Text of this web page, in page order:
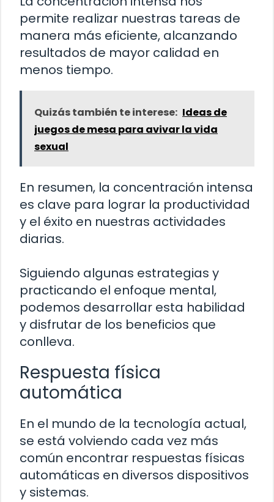
permite realizar nuestras tareas de
manera más eficiente, alcanzando
resultados de mayor calidad en
menos tiempo.
Quizás también te interese: Ideas de
juegos de mesa para avivar la vida
sexual
En resumen, la concentración intensa
es clave para lograr la productividad
y el éxito en nuestras actividades
diarias.
Siguiendo algunas estrategias y
practicando el enfoque mental,
podemos desarrollar esta habilidad
y disfrutar de los beneficios que
conlleva.
Respuesta física
automática
En el mundo de la tecnología actual,
se está volviendo cada vez más
común encontrar respuestas físicas
automáticas en diversos dispositivos
y sistemas.